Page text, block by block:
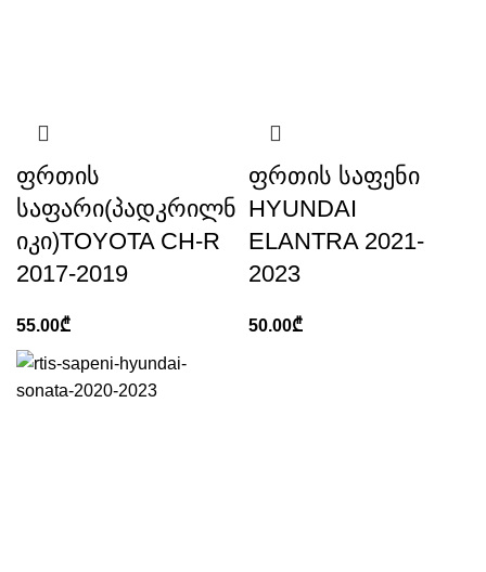
ფრთის
საფარი(პადკრილნ
იკი)TOYOTA CH-R
2017-2019
55.00₾
ფრთის საფენი
HYUNDAI
ELANTRA 2021-
2023
50.00₾